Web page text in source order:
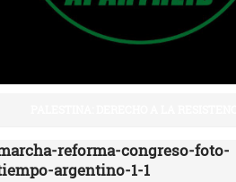
reforma-congreso-foto-
argentino-1-1